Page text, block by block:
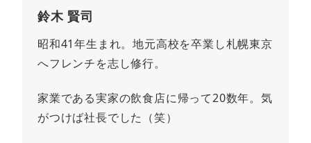
鈴木 賢司
昭和41年生まれ。地元高校を卒業し札幌東京
へフレンチを志し修行。
家業である実家の飲食店に帰って20数年。気
がつけば社長でした（笑）